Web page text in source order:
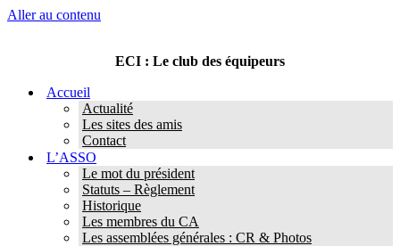
Aller au contenu
ECI : Le club des équipeurs
Accueil
Actualité
Les sites des amis
Contact
L’ASSO
Le mot du président
Statuts – Règlement
Historique
Les membres du CA
Les assemblées générales : CR & Photos